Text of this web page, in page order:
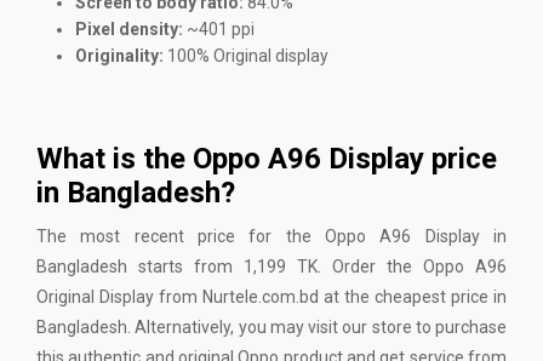
Pixel density: ~401 ppi
Originality: 100% Original display
What is the Oppo A96 Display price
in Bangladesh?
The most recent price for the Oppo A96 Display in
Bangladesh starts from 1,199 TK. Order the Oppo A96
Original Display from Nurtele.com.bd at the cheapest price in
Bangladesh. Alternatively, you may visit our store to purchase